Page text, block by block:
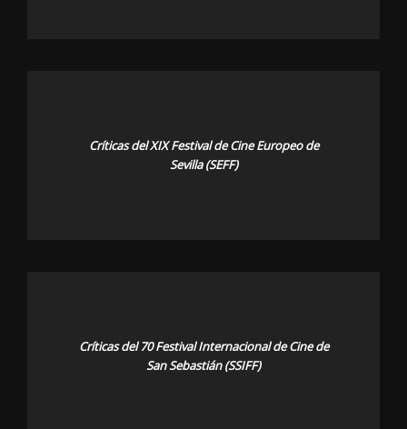
Críticas del XIX Festival de Cine Europeo de
Sevilla (SEFF)
Críticas del 70 Festival Internacional de Cine de
San Sebastián (SSIFF)